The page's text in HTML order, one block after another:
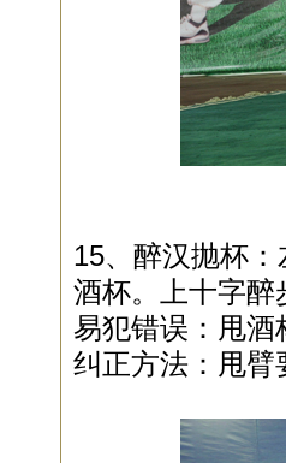
15、醉汉抛杯
酒杯。上十字醉
易犯错误：甩酒
纠正方法：甩臂